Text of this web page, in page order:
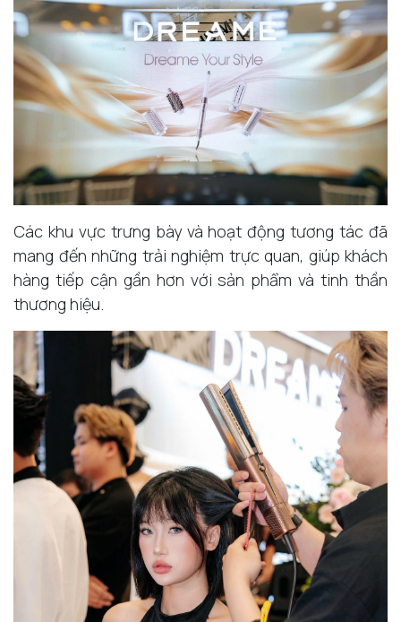
Các khu vực trưng bày và hoạt động tương tác đã
mang đến những trải nghiệm trực quan, giúp khách
hàng tiếp cận gần hơn với sản phẩm và tinh thần
thương hiệu.